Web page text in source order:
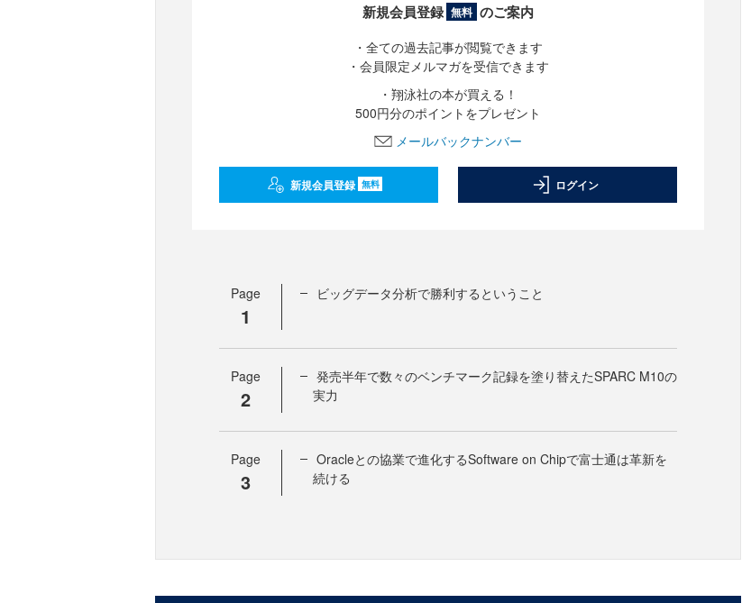
新規会員登録 無料 のご案内
・全ての過去記事が閲覧できます
・会員限定メルマガを受信できます
・翔泳社の本が買える！
500円分のポイントをプレゼント
メールバックナンバー
新規会員登録 無料 ログイン
Page
1
ビッグデータ分析で勝利するということ
Page
2
発売半年で数々のベンチマーク記録を塗り替えたSPARC M10の
実力
Page
3
Oracleとの協業で進化するSoftware on Chipで富士通は革新を
続ける